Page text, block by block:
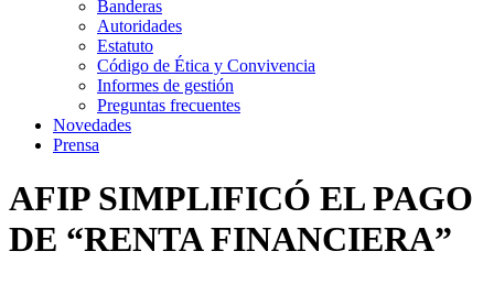
Banderas
Autoridades
Estatuto
Código de Ética y Convivencia
Informes de gestión
Preguntas frecuentes
Novedades
Prensa
AFIP SIMPLIFICÓ EL PAGO
DE “RENTA FINANCIERA”